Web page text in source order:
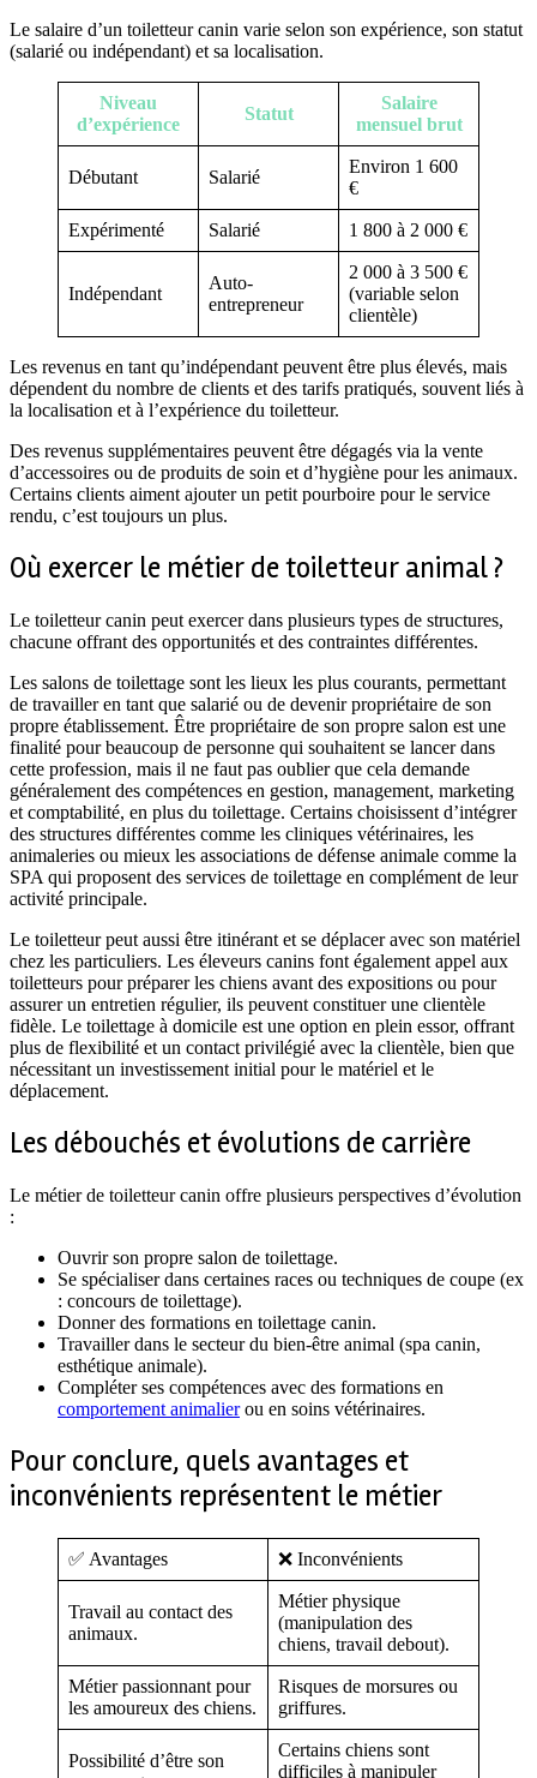
Le salaire d’un toiletteur canin varie selon son expérience, son statut
(salarié ou indépendant) et sa localisation.
Niveau
d’expérience
Statut
Salaire
mensuel brut
Débutant Salarié
Environ 1 600
€
Expérimenté Salarié 1 800 à 2 000 €
Indépendant
Auto-
entrepreneur
2 000 à 3 500 €
(variable selon
clientèle)
Les revenus en tant qu’indépendant peuvent être plus élevés, mais
dépendent du nombre de clients et des tarifs pratiqués, souvent liés à
la localisation et à l’expérience du toiletteur.
Des revenus supplémentaires peuvent être dégagés via la vente
d’accessoires ou de produits de soin et d’hygiène pour les animaux.
Certains clients aiment ajouter un petit pourboire pour le service
rendu, c’est toujours un plus.
Où exercer le métier de toiletteur animal ?
Le toiletteur canin peut exercer dans plusieurs types de structures,
chacune offrant des opportunités et des contraintes différentes.
Les salons de toilettage sont les lieux les plus courants, permettant
de travailler en tant que salarié ou de devenir propriétaire de son
propre établissement. Être propriétaire de son propre salon est une
finalité pour beaucoup de personne qui souhaitent se lancer dans
cette profession, mais il ne faut pas oublier que cela demande
généralement des compétences en gestion, management, marketing
et comptabilité, en plus du toilettage. Certains choisissent d’intégrer
des structures différentes comme les cliniques vétérinaires, les
animaleries ou mieux les associations de défense animale comme la
SPA qui proposent des services de toilettage en complément de leur
activité principale.
Le toiletteur peut aussi être itinérant et se déplacer avec son matériel
chez les particuliers. Les éleveurs canins font également appel aux
toiletteurs pour préparer les chiens avant des expositions ou pour
assurer un entretien régulier, ils peuvent constituer une clientèle
fidèle. Le toilettage à domicile est une option en plein essor, offrant
plus de flexibilité et un contact privilégié avec la clientèle, bien que
nécessitant un investissement initial pour le matériel et le
déplacement.
Les débouchés et évolutions de carrière
Le métier de toiletteur canin offre plusieurs perspectives d’évolution
:
Ouvrir son propre salon de toilettage.
Se spécialiser dans certaines races ou techniques de coupe (ex
: concours de toilettage).
Donner des formations en toilettage canin.
Travailler dans le secteur du bien-être animal (spa canin,
esthétique animale).
Compléter ses compétences avec des formations en
comportement animalierou en soins vétérinaires.
Pour conclure, quels avantages et
inconvénients représentent le métier
✅ Avantages ❌ Inconvénients
Travail au contact des
animaux.
Métier physique
(manipulation des
chiens, travail debout).
Métier passionnant pour
les amoureux des chiens.
Risques de morsures ou
griffures.
Possibilité d’être son
Certains chiens sont
difficiles à manipuler